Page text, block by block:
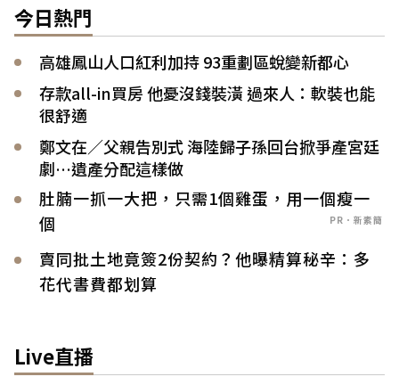
今日熱門
高雄鳳山人口紅利加持 93重劃區蛻變新都心
存款all-in買房 他憂沒錢裝潢 過來人：軟裝也能
很舒適
鄭文在／父親告別式 海陸歸子孫回台掀爭產宮廷
劇…遺產分配這樣做
肚腩一抓一大把，只需1個雞蛋，用一個瘦一
個
PR．新素簡
賣同批土地竟簽2份契約？他曝精算秘辛：多
花代書費都划算
Live直播